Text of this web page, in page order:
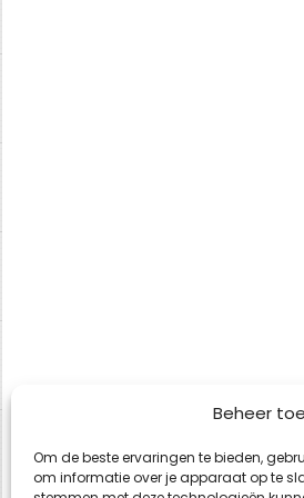
Beheer
Om de beste ervaringen te bieden,
om informatie over je apparaat op te